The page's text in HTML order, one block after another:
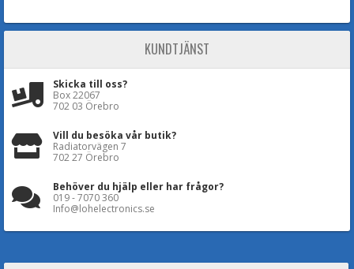
KUNDTJÄNST
Skicka till oss?
Box 22067
702 03 Örebro
Vill du besöka vår butik?
Radiatorvägen 7
702 27 Örebro
Behöver du hjälp eller har frågor?
019 - 7070 360
Info@lohelectronics.se